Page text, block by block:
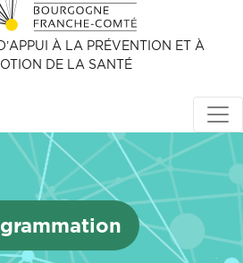
À LA PRÉVENTION ET À
DE LA SANTÉ